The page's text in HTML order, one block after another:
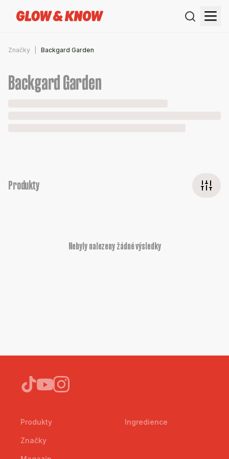
Značky Backgard Garden
Backgard Garden
Produkty
Nebyly nalezeny žádné výsledky
Produkty
Značky
Ingredience